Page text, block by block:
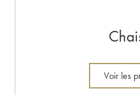
Voir les